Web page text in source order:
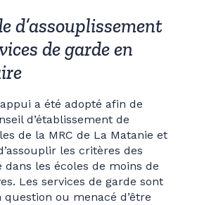
d’assouplissement
de garde en
a été adopté afin de
d’établissement de
de la MRC de La Matanie et
les critères des
dans les écoles de moins de
Les services de garde sont
ou menacé d’être